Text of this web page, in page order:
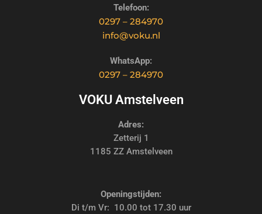
Telefoon:
0297 – 284970
info@voku.nl
WhatsApp:
0297 – 284970
VOKU Amstelveen
Adres:
Zetterij 1
1185 ZZ Amstelveen
Openingstijden:
Di t/m Vr: 10.00 tot 17.30 uur